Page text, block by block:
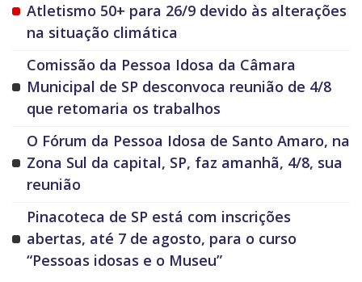
Atletismo 50+ para 26/9 devido às alterações
na situação climática
Comissão da Pessoa Idosa da Câmara
Municipal de SP desconvoca reunião de 4/8
que retomaria os trabalhos
O Fórum da Pessoa Idosa de Santo Amaro, na
Zona Sul da capital, SP, faz amanhã, 4/8, sua
reunião
Pinacoteca de SP está com inscrições
abertas, até 7 de agosto, para o curso
“Pessoas idosas e o Museu”